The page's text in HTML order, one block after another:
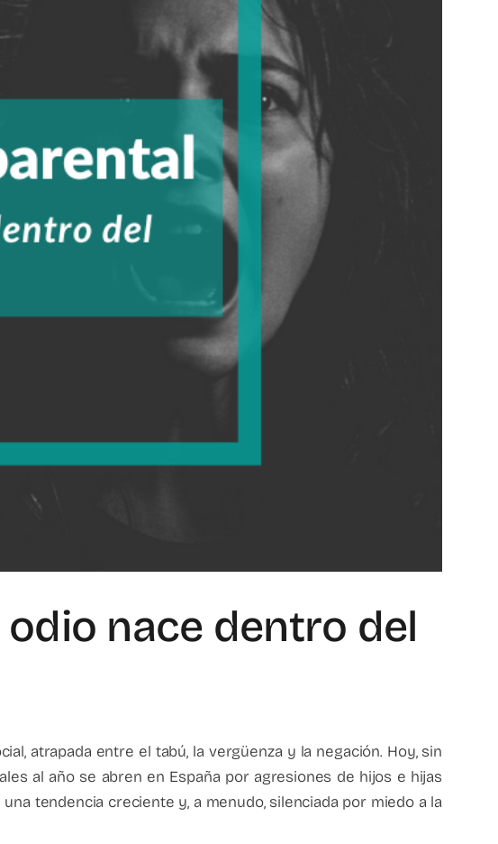
nace dentro del
atrapada entre el tabú, la vergüenza y la negación. Hoy, sin
al año se abren en España por agresiones de hijos e hijas
tendencia creciente y, a menudo, silenciada por miedo a la